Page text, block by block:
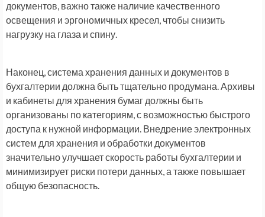
документов, важно также наличие качественного
освещения и эргономичных кресел, чтобы снизить
нагрузку на глаза и спину.
Наконец, система хранения данных и документов в
бухгалтерии должна быть тщательно продумана. Архивы
и кабинеты для хранения бумаг должны быть
организованы по категориям, с возможностью быстрого
доступа к нужной информации. Внедрение электронных
систем для хранения и обработки документов
значительно улучшает скорость работы бухгалтерии и
минимизирует риски потери данных, а также повышает
общую безопасность.